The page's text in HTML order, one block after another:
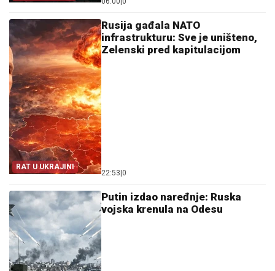
RAT U UKRAJINI
Rusija gađala NATO
infrastrukturu: Sve je uništeno,
Zelenski pred kapitulacijom
22:53 0
Putin izdao naređnje: Ruska
vojska krenula na Odesu